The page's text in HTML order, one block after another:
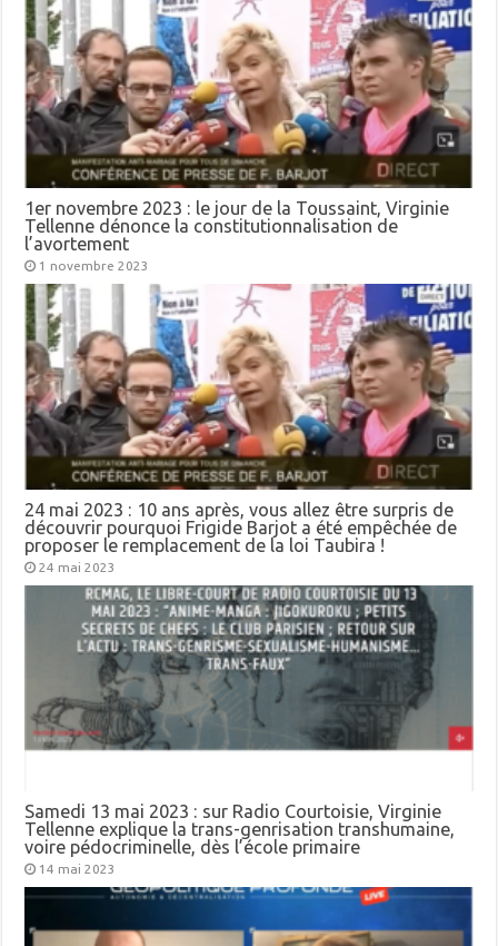
1er novembre 2023 : le jour de la Toussaint, Virginie
Tellenne dénonce la constitutionnalisation de
l’avortement
1 novembre 2023
24 mai 2023 : 10 ans après, vous allez être surpris de
découvrir pourquoi Frigide Barjot a été empêchée de
proposer le remplacement de la loi Taubira !
24 mai 2023
Samedi 13 mai 2023 : sur Radio Courtoisie, Virginie
Tellenne explique la trans-genrisation transhumaine,
voire pédocriminelle, dès l’école primaire
14 mai 2023